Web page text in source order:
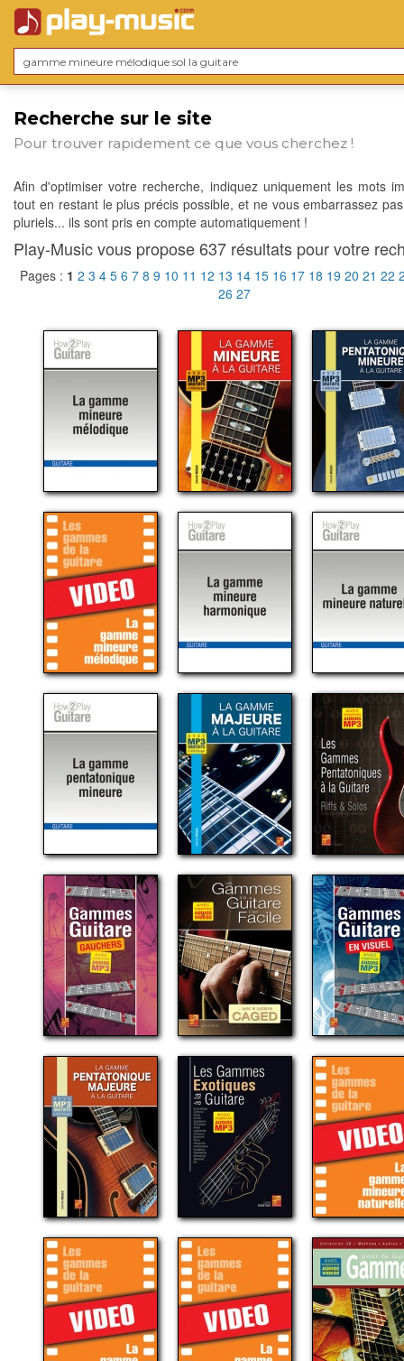
Recherche sur le site
Pour trouver rapidement ce que vous cherchez !
Afin d'optimiser votre recherche, indiquez uniquement les mots
tout en restant le plus précis possible, et ne vous embarrassez
pluriels... ils sont pris en compte automatiquement !
Play-Music vous propose 637 résultats pour votre
Pages : 1 2 3 4 5 6 7 8 9 10 11 12 13 14 15 16 17 18 19 20 21 22
26 27